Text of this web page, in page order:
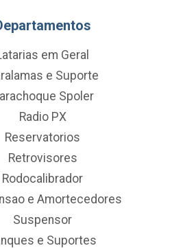
em Geral
e Suporte
Spoler
Radio PX
Reservatorios
Retrovisores
Rodocalibrador
e Amortecedores
Suspensor
e Suportes